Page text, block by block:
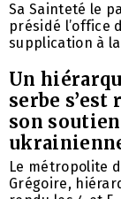
Sa Sainteté le
présidé l’office
supplication à
Un
serbe
son
Le métropolite
Grégoire,